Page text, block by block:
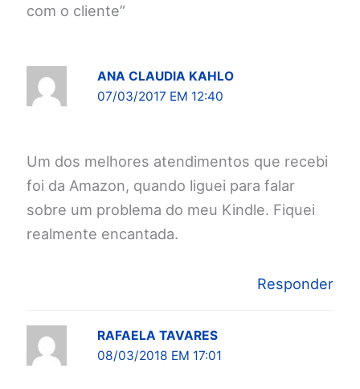
com o cliente”
ANA CLAUDIA KAHLO
07/03/2017 EM 12:40
Um dos melhores atendimentos que recebi
foi da Amazon, quando liguei para falar
sobre um problema do meu Kindle. Fiquei
realmente encantada.
Responder
RAFAELA TAVARES
08/03/2018 EM 17:01